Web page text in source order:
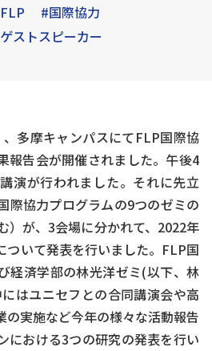
#国際協力
ストスピーカー
多摩キャンパスにてFLP国際協
報告会が開催されました。午後4
演が行われました。それに先立
際協力プログラムの9つのゼミの
）が、3会場に分かれて、2022年
ついて発表を行いました。FLP国
経済学部の林光洋ゼミ(以下、林
はユニセフとの合同講演会や高
の実施など今年の様々な活動報告
における3つの研究の発表を行い